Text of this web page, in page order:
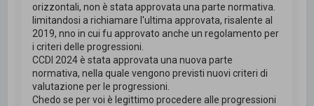
orizzontali, non è stata approvata una parte normativa.
limitandosi a richiamare l'ultima approvata, risalente al
2019, nno in cui fu approvato anche un regolamento per
i criteri delle progressioni.
CCDI 2024 è stata approvata una nuova parte
normativa, nella quale vengono previsti nuovi criteri di
valutazione per le progressioni.
Chedo se per voi è legittimo procedere alle progressioni